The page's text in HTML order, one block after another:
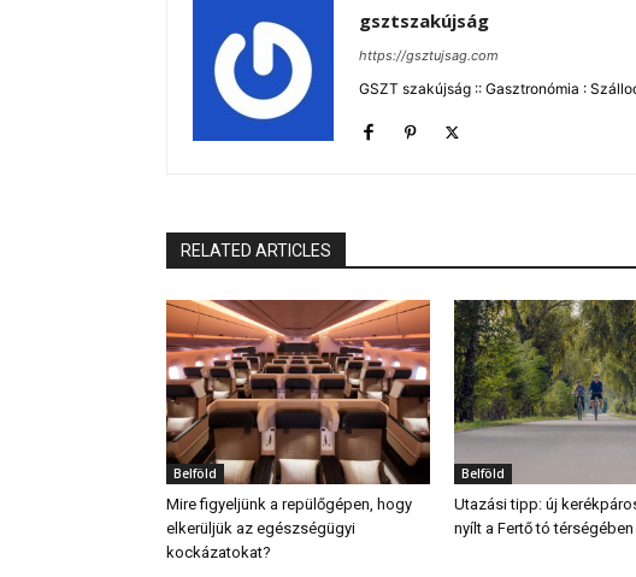
gsztszakújság
https://gsztujsag.com
GSZT szakújság :: Gasztronómia :
RELATED ARTICLES
Belföld
Mire figyeljünk a repülőgépen, hogy
elkerüljük az egészségügyi
kockázatokat?
Belföld
Utazási tipp: új
nyílt a Fertő tó térségében